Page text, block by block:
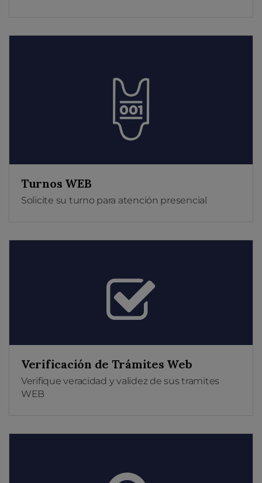
Turnos WEB
Solicite su turno para atención presencial
Verificación de Trámites Web
Verifique veracidad y validez de sus tramites
WEB